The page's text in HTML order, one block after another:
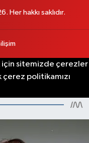
Her hakkı saklıdır.
için sitemizde çerezler
çerez politikamızı